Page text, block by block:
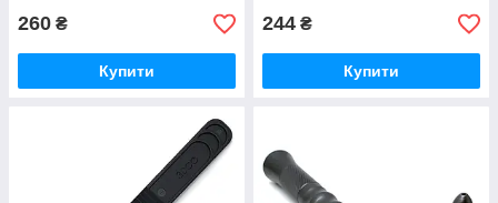
260 ₴
Купити
244 ₴
Купити